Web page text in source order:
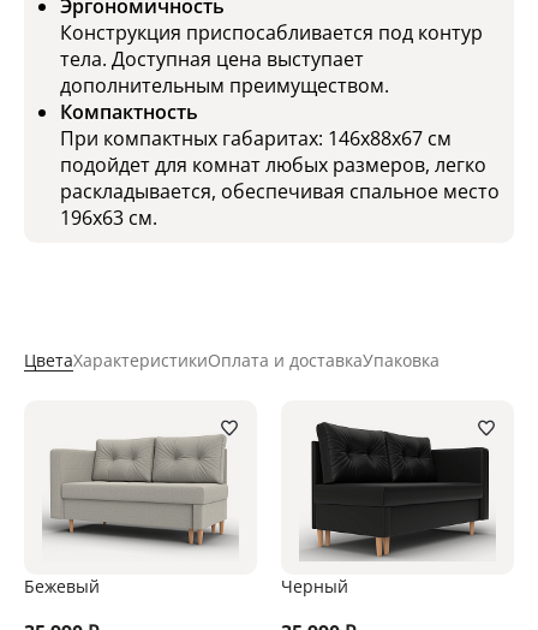
Эргономичность
Конструкция приспосабливается под контур
тела. Доступная цена выступает
дополнительным преимуществом.
Компактность
При компактных габаритах: 146x88х67 см
подойдет для комнат любых размеров, легко
раскладывается, обеспечивая спальное место
196х63 см.
ЦветаХарактеристикиОплата и доставкаУпаковка
Бежевый Черный